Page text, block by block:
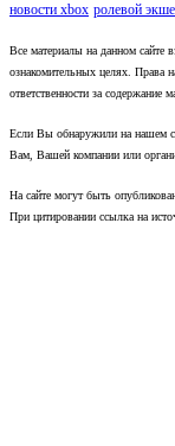
новости xbox ролевой
Все материалы на данном сайте
ознакомительных целях. Права
ответственности за содержание
Если Вы обнаружили на нашем
Вам, Вашей компании или
На сайте могут быть
При цитировании ссылка на